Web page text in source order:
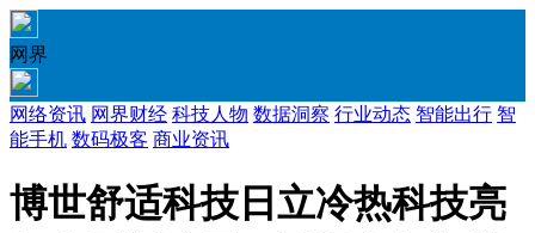
网界
网络资讯 网界财经 科技人物 数据洞察 行业动态 智能出行 智
能手机 数码极客 商业资讯
博世舒适科技日立冷热科技亮